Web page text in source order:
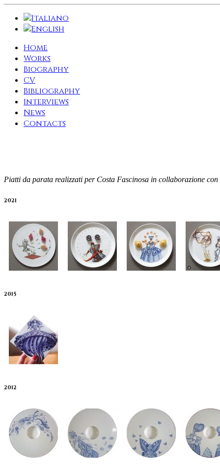
Home
Works
Biography
CV
Bibliography
Interviews
News
Contacts
Piatti da parata realizzati per Costa Fascinosa in collaborazione
2021
2015
2012